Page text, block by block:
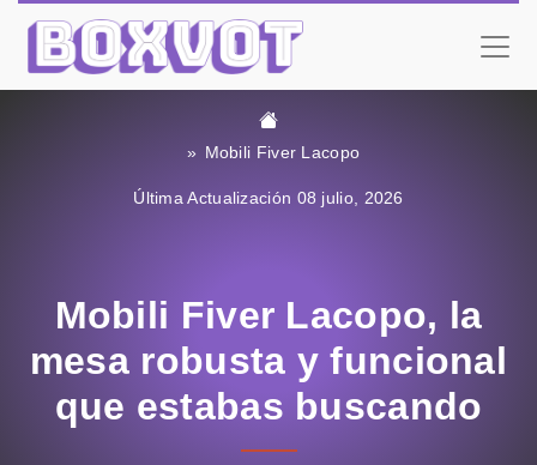
Mobili Fiver Lacopo
Última Actualización 08 julio, 2026
Mobili Fiver Lacopo, la
mesa robusta y funcional
que estabas buscando